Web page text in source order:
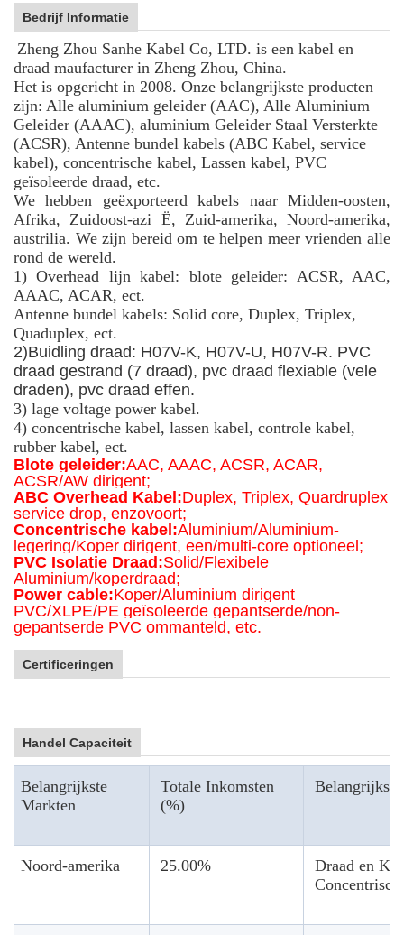
Bedrijf Informatie
Zheng Zhou Sanhe Kabel Co, LTD. is een kabel en
draad maufacturer in Zheng Zhou, China.
Het is opgericht in 2008. Onze belangrijkste producten
zijn: Alle aluminium geleider (AAC), Alle Aluminium
Geleider (AAAC), aluminium Geleider Staal Versterkte
(ACSR), Antenne bundel kabels (ABC Kabel, service
kabel), concentrische kabel, Lassen kabel, PVC
geïsoleerde draad, etc.
We hebben geëxporteerd kabels naar Midden-oosten,
Afrika, Zuidoost-azi Ë, Zuid-amerika, Noord-amerika,
austrilia. We zijn bereid om te helpen meer vrienden alle
rond de wereld.
1) Overhead lijn kabel: blote geleider: ACSR, AAC,
AAAC, ACAR, ect.
Antenne bundel kabels: Solid core, Duplex, Triplex,
Quaduplex, ect.
2)Buidling draad: H07V-K, H07V-U, H07V-R. PVC
draad gestrand (7 draad), pvc draad flexiable (vele
draden), pvc draad effen.
3) lage voltage power kabel.
4) concentrische kabel, lassen kabel, controle kabel,
rubber kabel, ect.
Blote geleider:AAC, AAAC, ACSR, ACAR,
ACSR/AW dirigent;
ABC Overhead Kabel:Duplex, Triplex, Quardruplex
service drop, enzovoort;
Concentrische kabel:Aluminium/Aluminium-
legering/Koper dirigent, een/multi-core optioneel;
PVC Isolatie Draad:Solid/Flexibele
Aluminium/koperdraad;
Power cable:Koper/Aluminium dirigent
PVC/XLPE/PE geïsoleerde gepantserde/non-
gepantserde PVC ommanteld, etc.
Certificeringen
Handel Capaciteit
Belangrijkste
Markten
Totale Inkomsten
(%)
Noord-amerika 25.00%
Draad en